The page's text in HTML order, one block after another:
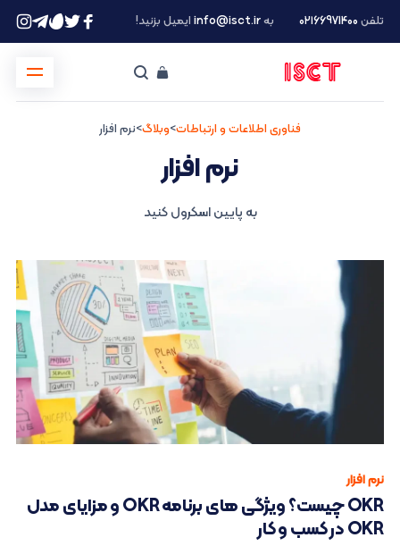
تلفن ۰۲۱66971400 بهinfo@isct.irایمیل بزنید!
فناوری اطلاعات و ارتباطات>وبلاگ>نرم افزار
نرم افزار
به پایین اسکرول کنید
نرم افزار
OKR چیست؟ ویژگی های برنامه OKR و مزایای مدل
OKR در کسب و کار